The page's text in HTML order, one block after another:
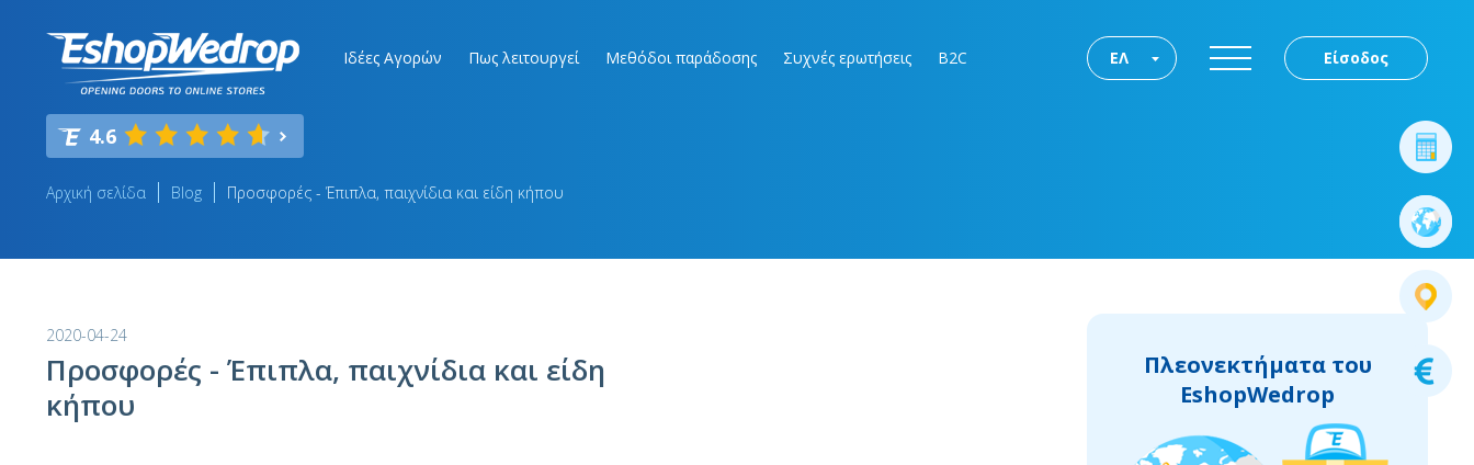
Ιδέες Αγορών Πως λειτουργεί Μεθόδοι παράδοσης Συχνές ερωτήσεις B2C Είσοδος
ΕΛ
4.6
Αρχική σελίδα Blog Προσφορές - Έπιπλα, παιχνίδια και είδη κήπου
2020-04-24
Προσφορές - Έπιπλα, παιχνίδια και είδη
κήπου
Πλεονεκτήματα του
EshopWedrop